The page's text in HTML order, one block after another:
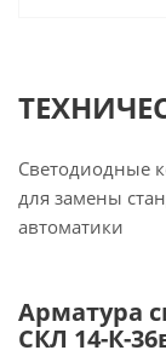
Светодиодные
для замены
автоматики
Арматура
СКЛ 14-К-